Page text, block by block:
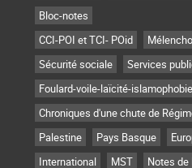
Bloc-notes
CCI-POI et TCI- POid
Sécurité sociale
Services
Foulard-voile-laïcité-islamophobie
Chroniques d'une chute de
Palestine
Pays Basque
International
MST Notes